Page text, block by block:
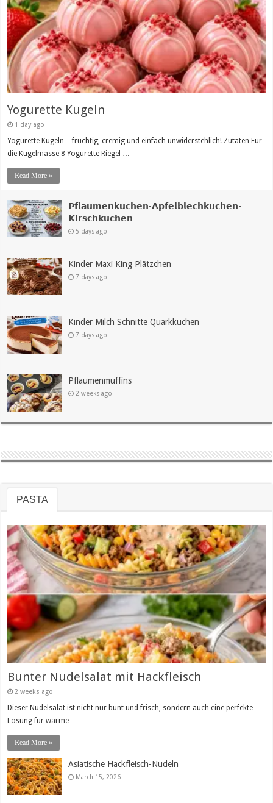
Yogurette Kugeln
1 day ago
Yogurette Kugeln – fruchtig, cremig und einfach unwiderstehlich! Zutaten Für
die Kugelmasse 8 Yogurette Riegel …
Read More »
𝗣𝗳𝗹𝗮𝘂𝗺𝗲𝗻𝗸𝘂𝗰𝗵𝗲𝗻-𝗔𝗽𝗳𝗲𝗹𝗯𝗹𝗲𝗰𝗵𝗸𝘂𝗰𝗵𝗲𝗻-
𝗞𝗶𝗿𝘀𝗰𝗵𝗸𝘂𝗰𝗵𝗲𝗻
5 days ago
Kinder Maxi King Plätzchen
7 days ago
Kinder Milch Schnitte Quarkkuchen
7 days ago
Pflaumenmuffins
2 weeks ago
PASTA
Bunter Nudelsalat mit Hackfleisch
2 weeks ago
Dieser Nudelsalat ist nicht nur bunt und frisch, sondern auch eine perfekte
Lösung für warme …
Read More »
Asiatische Hackfleisch-Nudeln
March 15, 2026